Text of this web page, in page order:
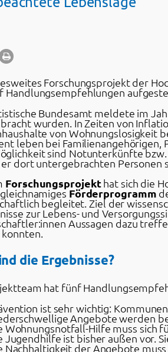
Forschungsprojekt der
Handlungsempfehlungen
Bundesamt meldete im
wurden. In Zeiten von
von Wohnungslosigkeit
leben bei
sind Notunterkünfte
dort untergebrachten Personen
Forschungsprojekthat sich die
Förderprogramm
begleitet. Ziel der
zur Lebens- und
Aussagen dazu
die Ergebnisse?
hat fünf
ist sehr wichtig:
Angebote werden
Wohnungsnotfall-Hilfe muss sich
Jugendhilfe ist bisher außen vor.
Nachhaltigkeit der Angebote